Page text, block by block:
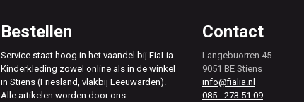
Bestellen
Service staat hoog in het vaandel bij FiaLia
Kinderkleding zowel online als in de winkel
in Stiens (Friesland, vlakbij Leeuwarden).
Alle artikelen worden door ons
Contact
Langebuorren 45
9051 BE Stiens
info@fialia.nl
085 - 273 51 09